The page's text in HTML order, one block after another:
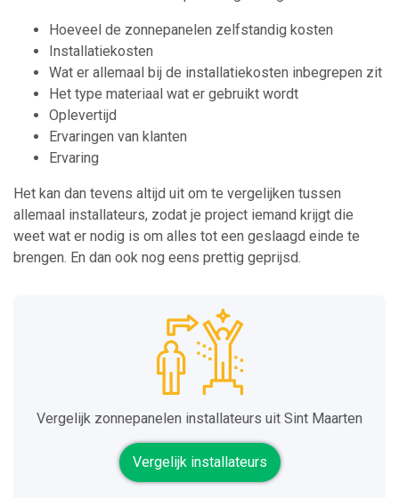
Hoeveel de zonnepanelen zelfstandig kosten
Installatiekosten
Wat er allemaal bij de installatiekosten inbegrepen zit
Het type materiaal wat er gebruikt wordt
Oplevertijd
Ervaringen van klanten
Ervaring
Het kan dan tevens altijd uit om te vergelijken tussen
allemaal installateurs, zodat je project iemand krijgt die
weet wat er nodig is om alles tot een geslaagd einde te
brengen. En dan ook nog eens prettig geprijsd.
Vergelijk zonnepanelen installateurs uit Sint Maarten
Vergelijk installateurs